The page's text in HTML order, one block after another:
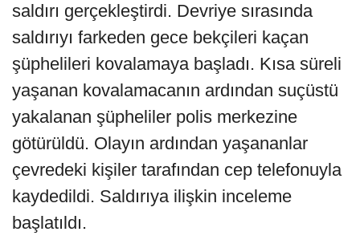
saldırı gerçekleştirdi. Devriye sırasında
saldırıyı farkeden gece bekçileri kaçan
şüphelileri kovalamaya başladı. Kısa süreli
yaşanan kovalamacanın ardından suçüstü
yakalanan şüpheliler polis merkezine
götürüldü. Olayın ardından yaşananlar
çevredeki kişiler tarafından cep telefonuyla
kaydedildi. Saldırıya ilişkin inceleme
başlatıldı.